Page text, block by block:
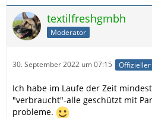
textilfreshgmbh
Moderator
30. September 2022 um 07:15
Ich habe im Laufe der Zeit
"verbraucht"-alle geschützt mit
probleme.